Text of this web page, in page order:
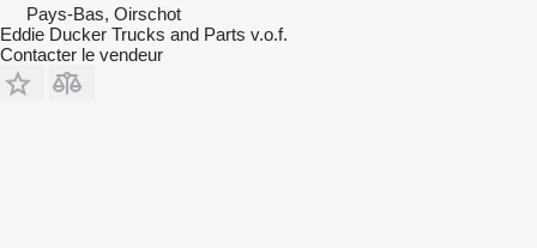
Pays-Bas, Oirschot
Eddie Ducker Trucks and Parts v.o.f.
Contacter le vendeur